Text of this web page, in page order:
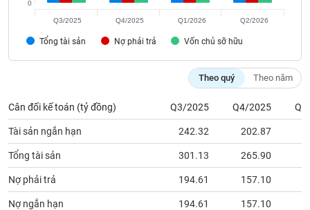
Tổng tài sản Nợ phải trả Vốn chủ sỡ hữu
0
Q3/2025 Q4/2025 Q1/2026 Q2/2026
Theo quý Theo năm
Cân đối kế toán (tỷ đồng) Q3/2025 Q4/2025
Tài sản ngắn hạn 242.32 202.87
Tổng tài sản 301.13 265.90
Nợ phải trả 194.61 157.10
Nợ ngắn hạn 194.61 157.10
chính
Công
cụ
tư